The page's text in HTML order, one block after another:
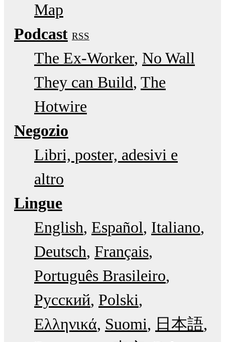
Map
Podcast RSS
The Ex-Worker No Wall
They can Build The
Hotwire
Negozio
Libri, poster, adesivi e
altro
Lingue
English Español Italiano
Deutsch Français
Português Brasileiro
Русский Polski
Ελληνικά Suomi
日本語